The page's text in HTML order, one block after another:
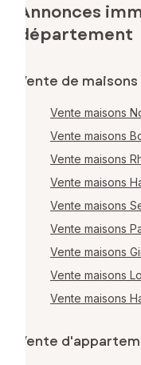
Annonces
département
Vente de maisons
Vente maisons
Vente maisons
Vente maisons
Vente maisons
Vente maisons
Vente maisons
Vente maisons
Vente maisons
Vente maisons
Vente